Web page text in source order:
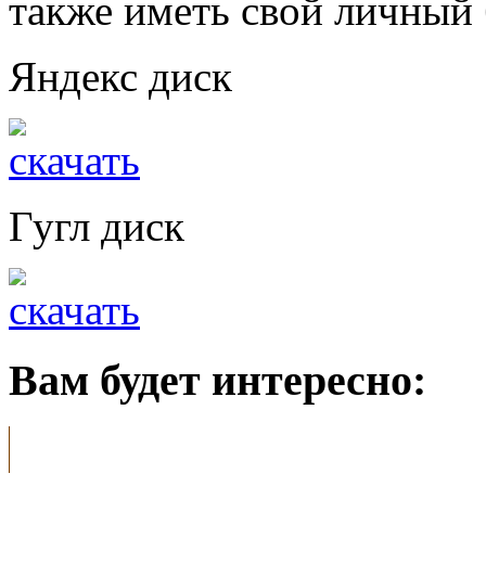
также иметь свой личный
Яндекс диск
Гугл диск
Вам будет интересно: